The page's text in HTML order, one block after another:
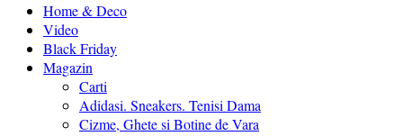
Home & Deco
Video
Black Friday
Magazin
Carti
Adidasi. Sneakers. Tenisi Dama
Cizme, Ghete si Botine de Vara